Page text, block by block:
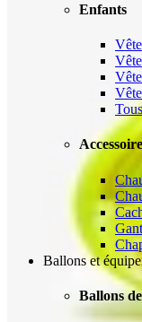
Enfants
Ballons et
Ballons